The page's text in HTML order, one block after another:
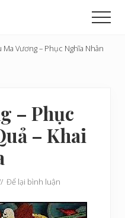
Ma Vương – Phục Nghĩa Nhân
– Phục
– Khai
Để lại bình luận